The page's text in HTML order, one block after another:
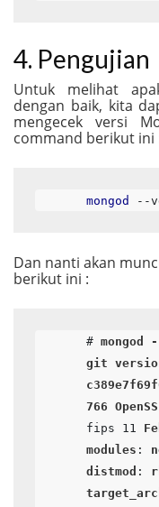
4. Pengujian
Untuk melihat
dengan baik, kita
mengecek versi
command berikut ini
mongod --
Dan nanti akan
berikut ini :
# mongod
git
766
fips 11
modules :
distmod :